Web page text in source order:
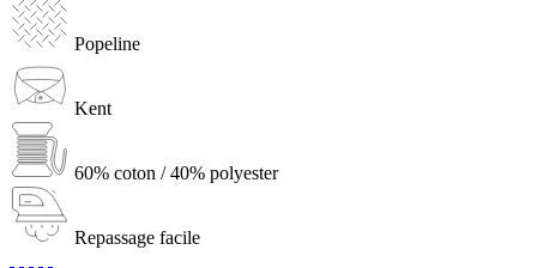
Popeline
Kent
60% coton / 40% polyester
Repassage facile